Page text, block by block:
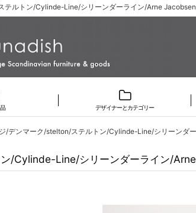
テルトン/Cylinde-Line/シリーンダーライン/Arne
デザイナーとカテゴリー
/デンマーク/stelton/ステルトン/Cylinde-Line/シリーンダ
/Cylinde-Line/シリーンダーライン/